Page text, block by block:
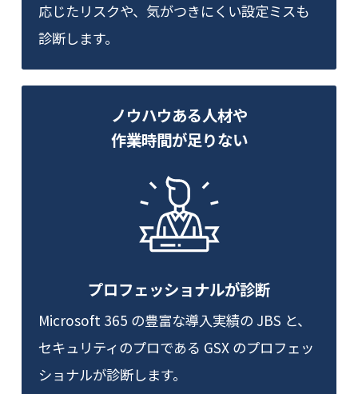
応じたリスクや、気がつきにくい設定ミスも
診断します。
ノウハウある⼈材や
作業時間が⾜りない
プロフェッショナルが診断
Microsoft 365 の豊富な導入実績の JBS と、
セキュリティのプロである GSX のプロフェッ
ショナルが診断します。